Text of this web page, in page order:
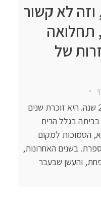
וזה לא קשור
תחלואה
של
נטליה חדד חיה באשקלון כבר 24 שנה. היא זוכרת שנים
בגלל הריח
הסמוכות למקום
בשנים האחרונות,
והעשן שבעבר